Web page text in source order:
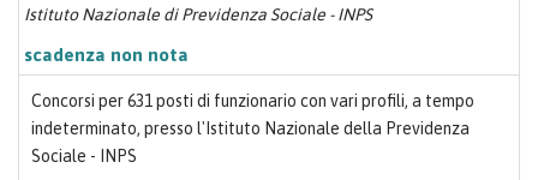
Istituto Nazionale di Previdenza Sociale - INPS
scadenza non nota
Concorsi per 631 posti di funzionario con vari profili, a tempo
indeterminato, presso l'Istituto Nazionale della Previdenza
Sociale - INPS